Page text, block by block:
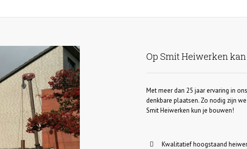
Op Smit Heiwerken
Met meer dan 25 jaar ervaring in
denkbare plaatsen. Zo nodig zijn
Smit Heiwerken kun je bouwen!
Kwalitatief hoogstaand